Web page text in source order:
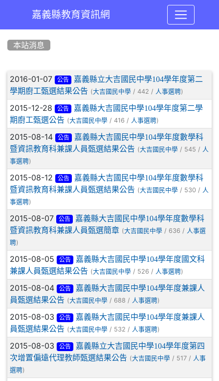
嘉義縣教育資訊網
本站消息
文章列表
2016-01-07 公告
嘉義縣立大吉國民中學104學年度第二
學期廚工甄選結果公告 (大吉國民中學 / 442 / 人事選聘)
2015-12-28 公告
嘉義縣大吉國民中學104學年度第二學
期廚工甄選公告 (大吉國民中學 / 416 / 人事選聘)
2015-08-14 公告
嘉義縣大吉國民中學104學年度數學科
暨資訊教育科兼課人員甄選結果公告 (大吉國民中學 / 545 / 人
事選聘)
2015-08-12 公告
嘉義縣大吉國民中學104學年度數學科
暨資訊教育科兼課人員甄選結果公告 (大吉國民中學 / 530 / 人
事選聘)
2015-08-07 公告
嘉義縣大吉國民中學104學年度數學科
暨資訊教育科兼課人員甄選簡章 (大吉國民中學 / 636 / 人事選
聘)
2015-08-05 公告
嘉義縣大吉國民中學104學年度國文科
兼課人員甄選結果公告 (大吉國民中學 / 526 / 人事選聘)
2015-08-04 公告
嘉義縣大吉國民中學104學年度兼課人
員甄選結果公告 (大吉國民中學 / 688 / 人事選聘)
2015-08-03 公告
嘉義縣大吉國民中學104學年度兼課人
員甄選結果公告 (大吉國民中學 / 532 / 人事選聘)
2015-08-03 公告
嘉義縣立大吉國民中學104學年度第四
次增置偏遠代理教師甄選結果公告 (大吉國民中學 / 517 / 人事
選聘)